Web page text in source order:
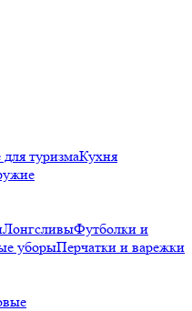
туризмаКухня
ЛонгсливыФутболки и
уборыПерчатки и варежки